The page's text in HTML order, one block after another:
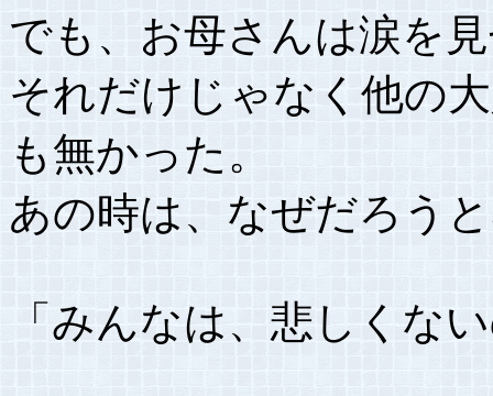
でも、お母さんは涙を
それだけじゃなく他の
も無かった。
あの時は、なぜだろう
「みんなは、悲しくな